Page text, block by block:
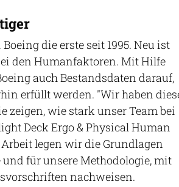
die erste seit 1995. Neu ist
den Humanfaktoren. Mit Hilfe
auch Bestandsdaten darauf,
erfüllt werden. "Wir haben
zeigen, wie stark unser Team bei
Deck Ergo & Physical Human
legen wir die Grundlagen
für unsere Methodologie, mit
nachweisen.